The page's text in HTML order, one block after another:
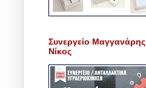
Συνεργείο Μαγγανάρης
Νίκος